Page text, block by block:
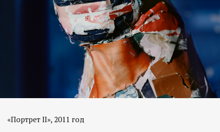
«Портрет II», 2011 год